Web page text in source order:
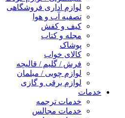
لوازم اداری فروشگاهی
تصفیه آب و هوا
کیف و کفش
مجله و کتاب
پوشاک
کالای خواب
فرش / گلیم / قالیچه
لوازم چوبی / مبلمان
لوازم برقی و گازی
خدمات
خدمات ترجمه
خدمات مجالس